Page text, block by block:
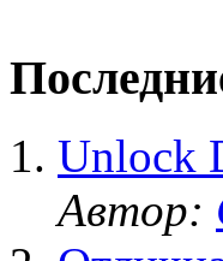
Unlock
Автор: